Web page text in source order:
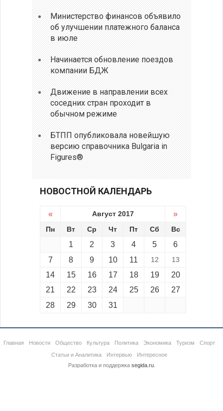
Министерство финансов объявило
об улучшении платежного баланса
в июле
Начинается обновление поездов
компании БДЖ
Движение в направлении всех
соседних стран проходит в
обычном режиме
БТПП опубликовала новейшую
версию справочника Bulgaria in
Figures®
НОВОСТНОЙ КАЛЕНДАРЬ
« Август 2017 »
Пн Вт Ср Чт Пт Сб Вс
1 2 3 4 5
6
7
8 9 10 11 12 13
14 15 16 17 18 19
20
21
22 23 24 25 26
27
28
29 30 31
Главная Новости Общество Культура Политика Экономика Туризм
Спорт
Статьи и Аналитика
Интервью
Интересное
Разработка и поддержка segida.ru.